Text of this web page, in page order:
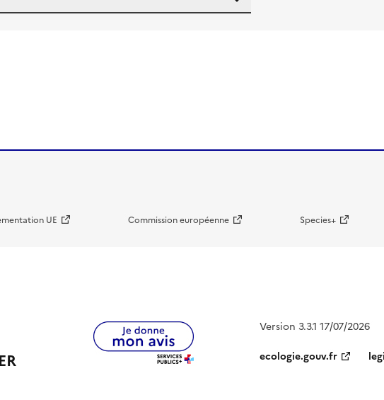
UE Commission européenne Species+
Version 3.3.1 17/07/2026
ecologie.gouv.fr